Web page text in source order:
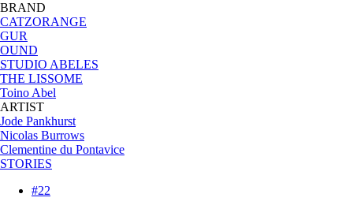
BRAND
CATZORANGE
GUR
OUND
STUDIO ABELES
THE LISSOME
Toino Abel
ARTIST
Jode Pankhurst
Nicolas Burrows
Clementine du Pontavice
STORIES
#22